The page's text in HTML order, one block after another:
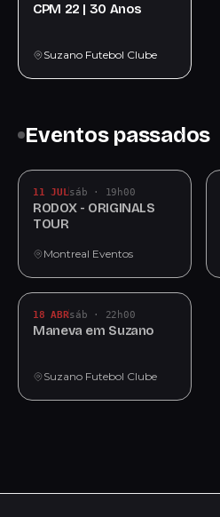
CPM 22 | 30 Anos
Suzano Futebol Clube
Eventos passados
11 JULsáb · 19h00
RODOX - ORIGINALS
TOUR
Montreal Eventos
18 ABRsáb · 22h00
Maneva em Suzano
Suzano Futebol Clube